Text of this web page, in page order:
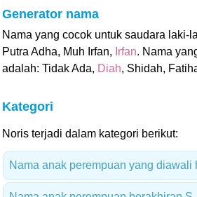
Generator nama
Nama yang cocok untuk saudara laki-
Putra Adha, Muh Irfan, Irfan. Nama
adalah: Tidak Ada, Diah, Shidah,
Kategori
Noris terjadi dalam kategori berikut:
Nama anak perempuan yang diawali